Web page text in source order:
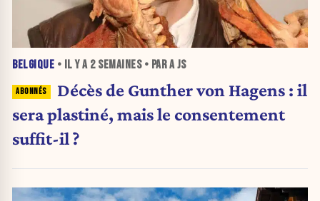
BELGIQUE • IL Y A 2 SEMAINES• PAR A JS
Décès de Gunther von Hagens : il
sera plastiné, mais le consentement
suffit-il ?